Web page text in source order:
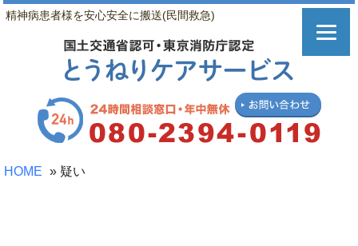
精神病患者様を安心安全に搬送(民間救急)
HOME » 疑い